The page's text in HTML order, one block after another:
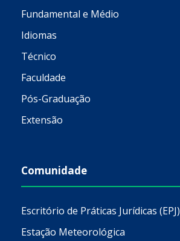
Fundamental e Médio
Idiomas
Técnico
Faculdade
Pós-Graduação
Extensão
Comunidade
Escritório de Práticas Jurídicas (EPJ)
Estação Meteorológica